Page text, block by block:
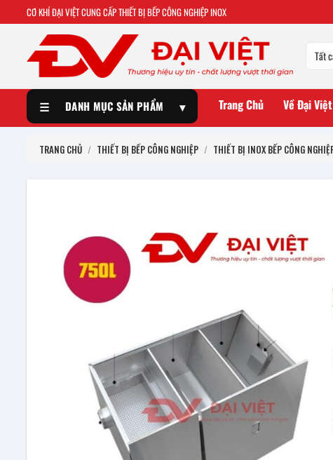
CƠ KHÍ ĐẠI VIỆT CUNG CẤP THIẾT BỊ BẾP CÔNG NGHIỆP INOX
☰ DANH MỤC SẢN PHẨM ▾ Trang Chủ Về Đại Việt
TRANG CHỦ / THIẾT BỊ BẾP CÔNG NGHIỆP / THIẾT BỊ INOX BẾP CÔNG